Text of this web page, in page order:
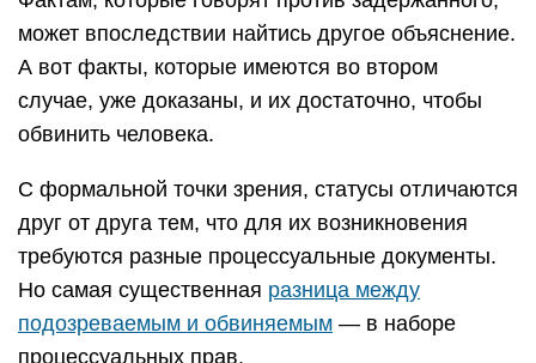
может впоследствии найтись другое объяснение.
А вот факты, которые имеются во втором
случае, уже доказаны, и их достаточно, чтобы
обвинить человека.
С формальной точки зрения, статусы отличаются
друг от друга тем, что для их возникновения
требуются разные процессуальные документы.
Но самая существенная разница между
подозреваемым и обвиняемым — в наборе
процессуальных прав.